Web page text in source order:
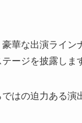
華な出演ライン
ージを披露しま
はの迫力ある演